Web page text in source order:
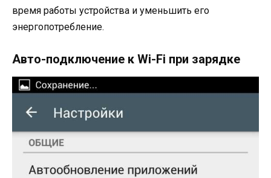
время работы устройства и уменьшить его
энергопотребление.
Авто-подключение к Wi-Fi при зарядке